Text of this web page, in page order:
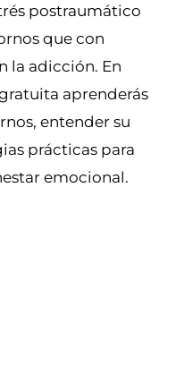
postraumático
que con
la adicción. En
aprenderás
entender su
prácticas para
emocional.